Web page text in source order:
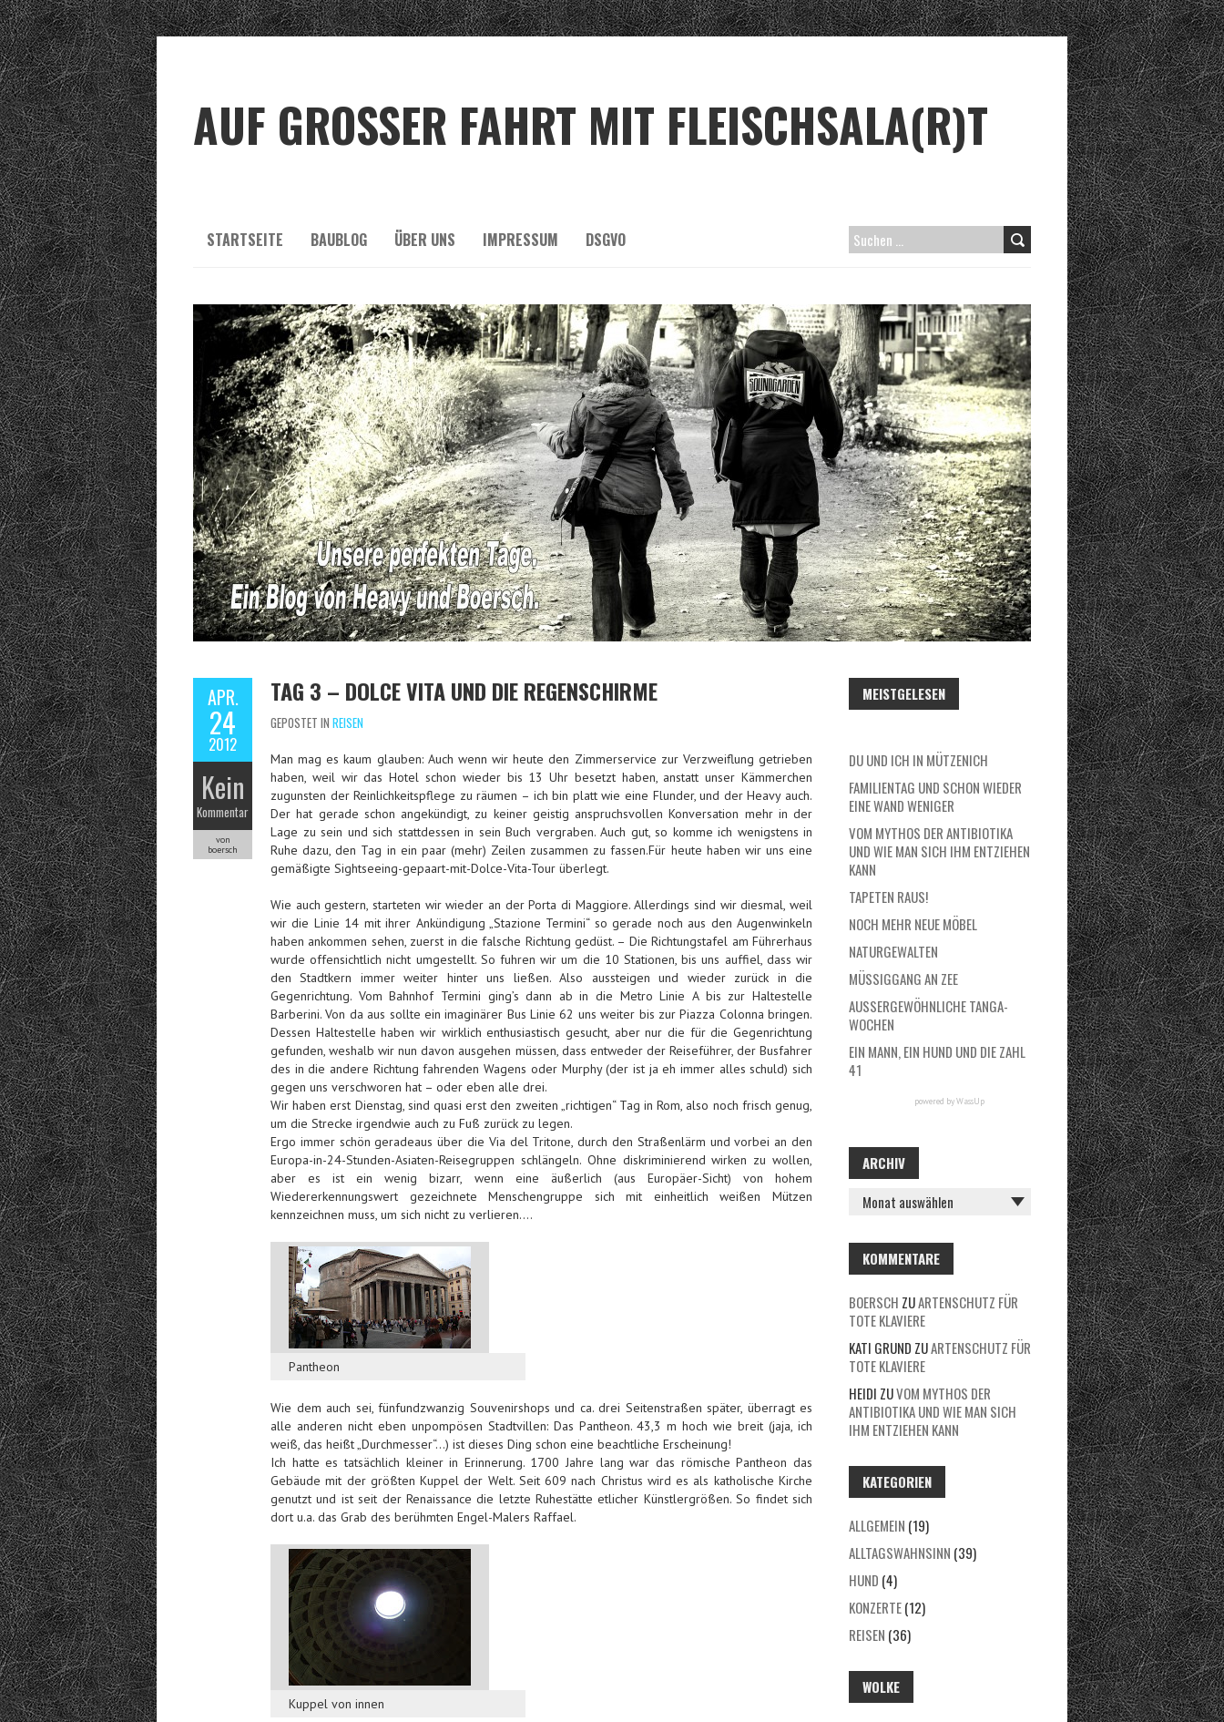
AUF GROSSER FAHRT MIT FLEISCHSALA(R)T
STARTSEITE BAUBLOG ÜBER UNS IMPRESSUM DSGVO
S
H
E
N
N
A
C
H
:
APR.
24
2012
Kein
Kommentar
von
boersch
TAG 3 – DOLCE VITA UND DIE REGENSCHIRME
GEPOSTET IN REISEN
Man mag es kaum glauben: Auch wenn wir heute den Zimmerservice zur Verzweiflung getrieben
haben, weil wir das Hotel schon wieder bis 13 Uhr besetzt haben, anstatt unser Kämmerchen
zugunsten der Reinlichkeitspflege zu räumen – ich bin platt wie eine Flunder, und der Heavy auch.
Der hat gerade schon angekündigt, zu keiner geistig anspruchsvollen Konversation mehr in der
Lage zu sein und sich stattdessen in sein Buch vergraben. Auch gut, so komme ich wenigstens in
Ruhe dazu, den Tag in ein paar (mehr) Zeilen zusammen zu fassen.Für heute haben wir uns eine
gemäßigte Sightseeing-gepaart-mit-Dolce-Vita-Tour überlegt.
Wie auch gestern, starteten wir wieder an der Porta di Maggiore. Allerdings sind wir diesmal, weil
wir die Linie 14 mit ihrer Ankündigung „Stazione Termini“ so gerade noch aus den Augenwinkeln
haben ankommen sehen, zuerst in die falsche Richtung gedüst. – Die Richtungstafel am Führerhaus
wurde offensichtlich nicht umgestellt. So fuhren wir um die 10 Stationen, bis uns auffiel, dass wir
den Stadtkern immer weiter hinter uns ließen. Also aussteigen und wieder zurück in die
Gegenrichtung. Vom Bahnhof Termini ging’s dann ab in die Metro Linie A bis zur Haltestelle
Barberini. Von da aus sollte ein imaginärer Bus Linie 62 uns weiter bis zur Piazza Colonna bringen.
Dessen Haltestelle haben wir wirklich enthusiastisch gesucht, aber nur die für die Gegenrichtung
gefunden, weshalb wir nun davon ausgehen müssen, dass entweder der Reiseführer, der Busfahrer
des in die andere Richtung fahrenden Wagens oder Murphy (der ist ja eh immer alles schuld) sich
gegen uns verschworen hat – oder eben alle drei.
Wir haben erst Dienstag, sind quasi erst den zweiten „richtigen“ Tag in Rom, also noch frisch genug,
um die Strecke irgendwie auch zu Fuß zurück zu legen.
Ergo immer schön geradeaus über die Via del Tritone, durch den Straßenlärm und vorbei an den
Europa-in-24-Stunden-Asiaten-Reisegruppen schlängeln. Ohne diskriminierend wirken zu wollen,
aber es ist ein wenig bizarr, wenn eine äußerlich (aus Europäer-Sicht) von hohem
Wiedererkennungswert gezeichnete Menschengruppe sich mit einheitlich weißen Mützen
kennzeichnen muss, um sich nicht zu verlieren….
Pantheon
Wie dem auch sei, fünfundzwanzig Souvenirshops und ca. drei Seitenstraßen später, überragt es
alle anderen nicht eben unpompösen Stadtvillen: Das Pantheon. 43,3 m hoch wie breit (jaja, ich
weiß, das heißt „Durchmesser“…) ist dieses Ding schon eine beachtliche Erscheinung!
Ich hatte es tatsächlich kleiner in Erinnerung. 1700 Jahre lang war das römische Pantheon das
Gebäude mit der größten Kuppel der Welt. Seit 609 nach Christus wird es als katholische Kirche
genutzt und ist seit der Renaissance die letzte Ruhestätte etlicher Künstlergrößen. So findet sich
dort u.a. das Grab des berühmten Engel-Malers Raffael.
Kuppel von innen
MEISTGELESEN
DU UND ICH IN MÜTZENICH
FAMILIENTAG UND SCHON WIEDER
EINE WAND WENIGER
VOM MYTHOS DER ANTIBIOTIKA
UND WIE MAN SICH IHM ENTZIEHEN
KANN
TAPETEN RAUS!
NOCH MEHR NEUE MÖBEL
NATURGEWALTEN
MÜSSIGGANG AN ZEE
AUSSERGEWÖHNLICHE TANGA-W
OCHEN
EIN MANN, EIN HUND UND DIE ZAHL
41
powered byWassUp
ARCHIV
A
R
H
I
V
KOMMENTARE
BOERSCH ZUARTENSCHUTZ FÜR
TOTE KLAVIERE
KATI GRUND ZUARTENSCHUTZ FÜR
TOTE KLAVIERE
HEIDI ZUVOM MYTHOS DER
ANTIBIOTIKA UND WIE MAN SICH
IHM ENTZIEHEN KANN
KATEGORIEN
ALLGEMEIN (19)
ALLTAGSWAHNSINN (39)
HUND (4)
KONZERTE(12)
REISEN (36)
WOLKE